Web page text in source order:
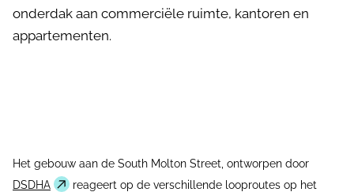
onderdak aan commerciële ruimte, kantoren en
appartementen.
Het gebouw aan de South Molton Street, ontworpen door
DSDHA
reageert op de verschillende looproutes op het